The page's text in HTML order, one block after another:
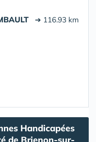
➔ 116.93 km
Handicapées